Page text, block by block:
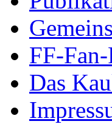
FF-
Das